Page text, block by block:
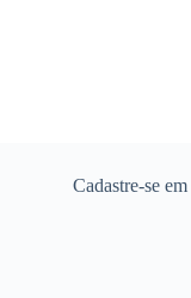
Cadastre-se em